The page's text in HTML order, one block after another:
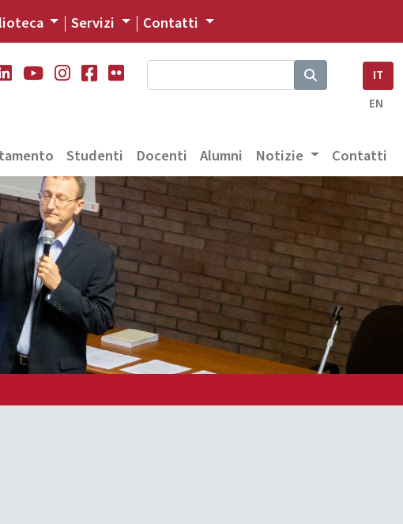
Servizi Contatti
IT
EN
Studenti Docenti Alumni Notizie Contatti